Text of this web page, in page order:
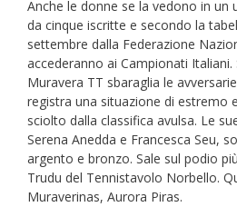
Anche le donne se la vedono in
da cinque iscritte e secondo la
settembre dalla Federazione
accederanno ai Campionati Italiani.
Muravera TT sbaraglia le
registra una situazione di estremo
sciolto dalla classifica avulsa. Le
Serena Anedda e Francesca Seu,
argento e bronzo. Sale sul podio
Trudu del Tennistavolo Norbello.
Muraverinas, Aurora Piras.